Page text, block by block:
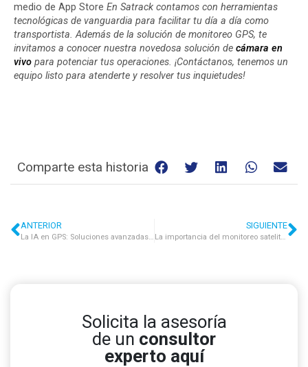
medio de App Store En Satrack contamos con herramientas
tecnológicas de vanguardia para facilitar tu día a día como
transportista. Además de la solución de monitoreo GPS, te
invitamos a conocer nuestra novedosa solución de cámara en
vivo para potenciar tus operaciones. ¡Contáctanos, tenemos un
equipo listo para atenderte y resolver tus inquietudes!
Comparte esta historia
ANTERIOR
La IA en GPS: Soluciones avanzadas para la seguridad en la logística de transporte
SIGUIENTE
La importancia del monitoreo satelital en la gestión de flotas pequeñas
Solicita la asesoría
de un consultor
experto aquí